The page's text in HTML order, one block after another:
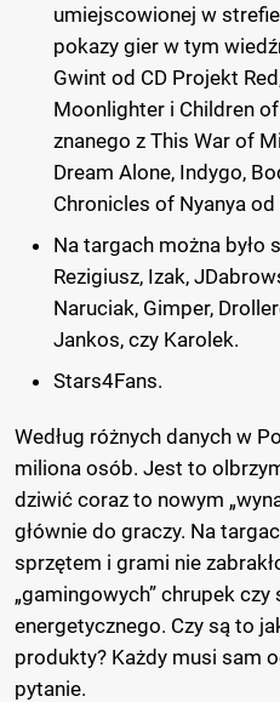
umiejscowionej w
pokazy gier w tym
Gwint od CD Projekt
Moonlighter i Children
znanego z This War of
Dream Alone, Indygo,
Chronicles of Nyanya
Na targach można było
Rezigiusz, Izak,
Naruciak, Gimper,
Jankos, czy Karolek.
Stars4Fans.
Według różnych danych w
miliona osób. Jest to
dziwić coraz to nowym
głównie do graczy. Na
sprzętem i grami nie
„gamingowych” chrupek
energetycznego. Czy są to
produkty? Każdy musi sam
pytanie.